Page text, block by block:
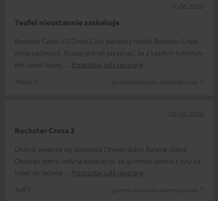
Teufel nieustannie zaskakuje
Rockster Cross V.S Cross 2 Już pierwszy model Rockster Cross
mnie zachwycił. Muszę jednak przyznać, że z każdym kolejnym
jest coraz lepiej.
Przeczytaj całą recenzję
Mario D.
(przetłumaczone automatycznie *)
11.06.2026
Rockster Cross 2
Głośnik świetnie się sprawdza Dźwięk dobry Baterie dobre
Obsługa dobra Jedyna wada to to, że gumowa osłona z tyłu na
kabel do ładowa
Przeczytaj całą recenzję
Ralf F.
(przetłumaczone automatycznie *)
02.06.2026